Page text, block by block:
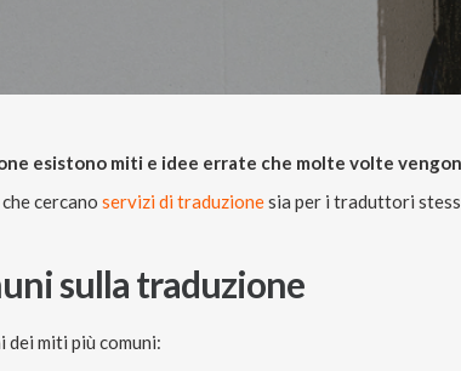
esistono miti e idee errate che molte volte
cercano servizi di traduzionesia per i traduttori
sulla traduzione
miti più comuni: